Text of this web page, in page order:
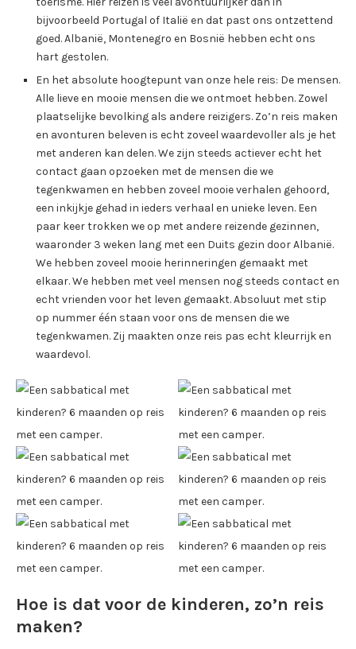
bijvoorbeeld Portugal of Italië en dat past ons ontzettend
goed. Albanië, Montenegro en Bosnië hebben echt ons
hart gestolen.
En het absolute hoogtepunt van onze hele reis: De mensen.
Alle lieve en mooie mensen die we ontmoet hebben. Zowel
plaatselijke bevolking als andere reizigers. Zo’n reis maken
en avonturen beleven is echt zoveel waardevoller als je het
met anderen kan delen. We zijn steeds actiever echt het
contact gaan opzoeken met de mensen die we
tegenkwamen en hebben zoveel mooie verhalen gehoord,
een inkijkje gehad in ieders verhaal en unieke leven. Een
paar keer trokken we op met andere reizende gezinnen,
waaronder 3 weken lang met een Duits gezin door Albanië.
We hebben zoveel mooie herinneringen gemaakt met
elkaar. We hebben met veel mensen nog steeds contact en
echt vrienden voor het leven gemaakt. Absoluut met stip
op nummer één staan voor ons de mensen die we
tegenkwamen. Zij maakten onze reis pas echt kleurrijk en
waardevol.
Hoe is dat voor de kinderen, zo’n reis
maken?